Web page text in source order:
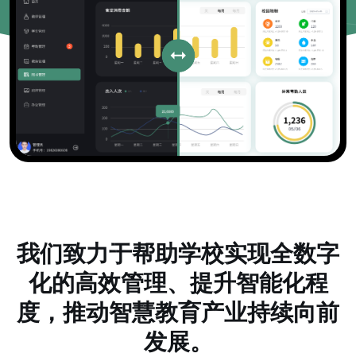
我们致力于帮助学校实现全数字
化的高效管理、提升智能化程
度，推动智慧教育产业持续向前
发展。